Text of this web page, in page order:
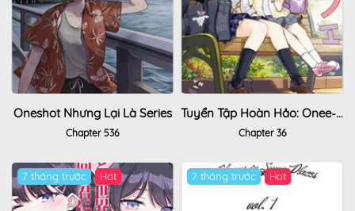
Oneshot Nhưng Lại Là Series
Chapter 536
Tuyển Tập Hoàn Hảo: Onee-Loli Yuri
Chapter 36
7 tháng trước 7 tháng trước